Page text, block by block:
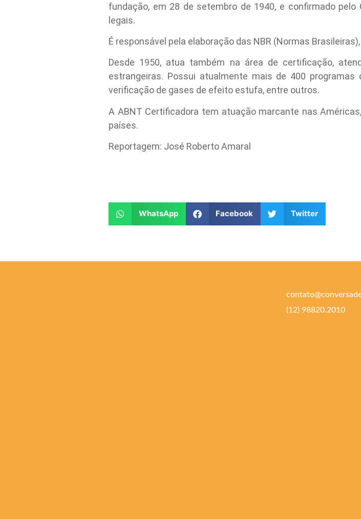
fundação, em 28 de setembro de 1940, e confirmado
legais.
É responsável pela elaboração das NBR (Normas
Desde 1950, atua também na área de certificação,
estrangeiras. Possui atualmente mais de 400
verificação de gases de efeito estufa, entre outros.
A ABNT Certificadora tem atuação marcante nas
países.
Reportagem: José Roberto Amaral
WhatsApp Facebook Twitter
(12) 98820.2010